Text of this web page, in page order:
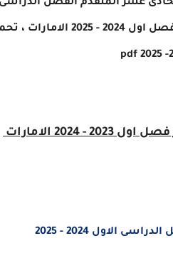
، تحميل
الامارات
2024 - 2025